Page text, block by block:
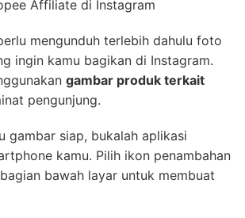
mengunduh terlebih dahulu foto
ingin kamu bagikan di Instagram.
gambar produk terkait
pengunjung.
gambar siap, bukalah aplikasi
kamu. Pilih ikon penambahan
bawah layar untuk membuat